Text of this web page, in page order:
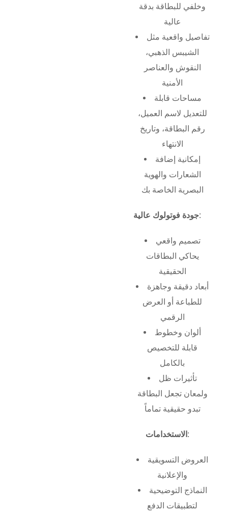
وخلفي للبطاقة بدقة
عالية
تفاصيل واقعية مثل
الشيبس الذهبي،
النقوش والعناصر
الأمنية
مساحات قابلة
للتعديل لاسم العميل،
رقم البطاقة، وتاريخ
الانتهاء
إمكانية إضافة
الشعارات والهوية
البصرية الخاصة بك
جودة فوتولوك عالية:
تصميم واقعي
يحاكي البطاقات
الحقيقية
أبعاد دقيقة وجاهزة
للطباعة أو العرض
الرقمي
ألوان وخطوط
قابلة للتخصيص
بالكامل
تأثيرات ظل
ولمعان تجعل البطاقة
تبدو حقيقية تماماً
الاستخدامات:
العروض التسويقية
والإعلانية
النماذج التوضيحية
لتطبيقات الدفع